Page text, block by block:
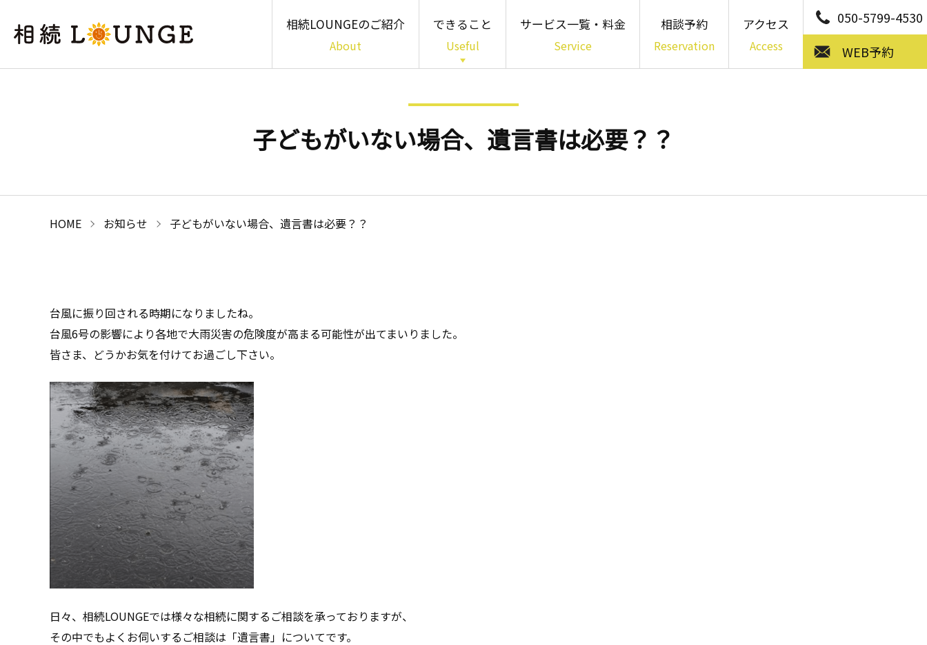
相続LOUNGEのご紹介
About
できること
Useful
「わかる」02
サービス一覧・料金
Service
相談予約
Reservation
アクセス
Access
050-5799-4530
WEB予約
子どもがいない場合、遺言書は必要？？
HOME お知らせ 子どもがいない場合、遺言書は必要？？
台風に振り回される時期になりましたね。
台風6号の影響により各地で大雨災害の危険度が高まる可能性が出てまいりました。
皆さま、どうかお気を付けてお過ごし下さい。
日々、相続LOUNGEでは様々な相続に関するご相談を承っておりますが、
その中でもよくお伺いするご相談は「遺言書」についてです。